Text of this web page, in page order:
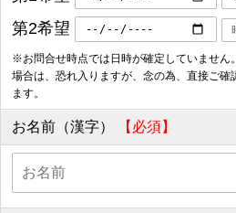
第2希望
※お問合せ時点では日時が確定していません
場合は、恐れ入りますが、念の為、直接ご確
ます。
お名前（漢字） 【必須】